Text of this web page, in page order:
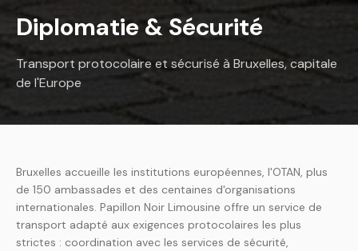
Diplomatie & Sécurité
Transport protocolaire et sécurisé à Bruxelles, capitale
de l'Europe
Bruxelles accueille les institutions européennes, l'OTAN, plus
de 150 ambassades et des centaines d'organisations
internationales. Papillon Noir Limousine offre un service de
transport adapté aux exigences protocolaires les plus
strictes : coordination avec les services de sécurité,